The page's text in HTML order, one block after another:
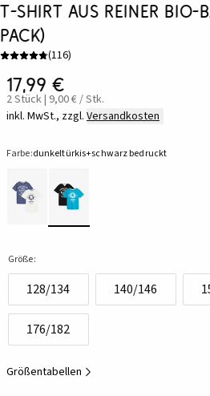
T-Shirt aus reiner Bio-
Pack)
(116)
17,99 €
2 Stück | 9,00 € / Stk.
inkl. MwSt., zzgl. Versandkosten
Farbe:dunkeltürkis+schwarz bedruckt
Größe:
128/134 140/146
176/182
Größentabellen